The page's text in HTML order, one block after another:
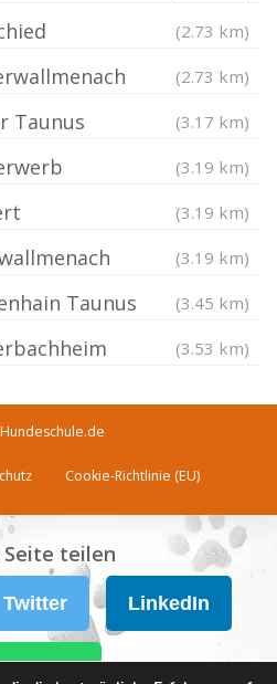
(2.73 km)
(2.73 km)
Taunus (3.17 km)
(3.19 km)
(3.19 km)
(3.19 km)
Taunus (3.45 km)
(3.53 km)
Cookie-Richtlinie (EU)
Seite teilen
Twitter LinkedIn